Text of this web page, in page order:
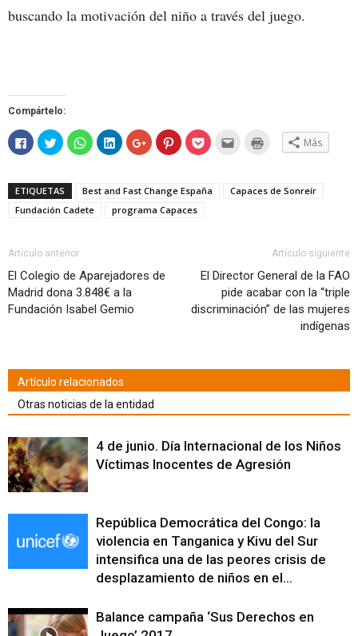
buscando la motivación del niño a través del juego.
Compártelo:
Haz
clic
para
Facebook
(Se
abre
en
Haz
clic
para
Twitter
(Se
abre
en
Haz
clic
para
WhatsApp
(Se
abre
en
Haz
clic
para
LinkedIn
(Se
abre
en
Haz
clic
para
Google+
(Se
abre
en
Haz
clic
para
Pinterest
(Se
abre
en
Haz
clic
Pocket
(Se
Hac
correo
electrónico
ventana
nueva)
abre
en
Más
ETIQUETAS Best and Fast Change España
Capaces de Sonreír
Fundación Cadete
programa Capaces
Artículo anterior
El Colegio de Aparejadores de
Madrid dona 3.848€ a la
Fundación Isabel Gemio
Artículo siguiente
El Director General de la FAO
pide acabar con la “triple
discriminación” de las mujeres
indígenas
Artículo relacionados
Otras noticias de la entidad
4 de junio. Día Internacional de los Niños
Víctimas Inocentes de Agresión
República Democrática del Congo: la
violencia en Tanganica y Kivu del Sur
intensifica una de las peores crisis de
desplazamiento de niños en el...
Balance campaña ‘Sus Derechos en